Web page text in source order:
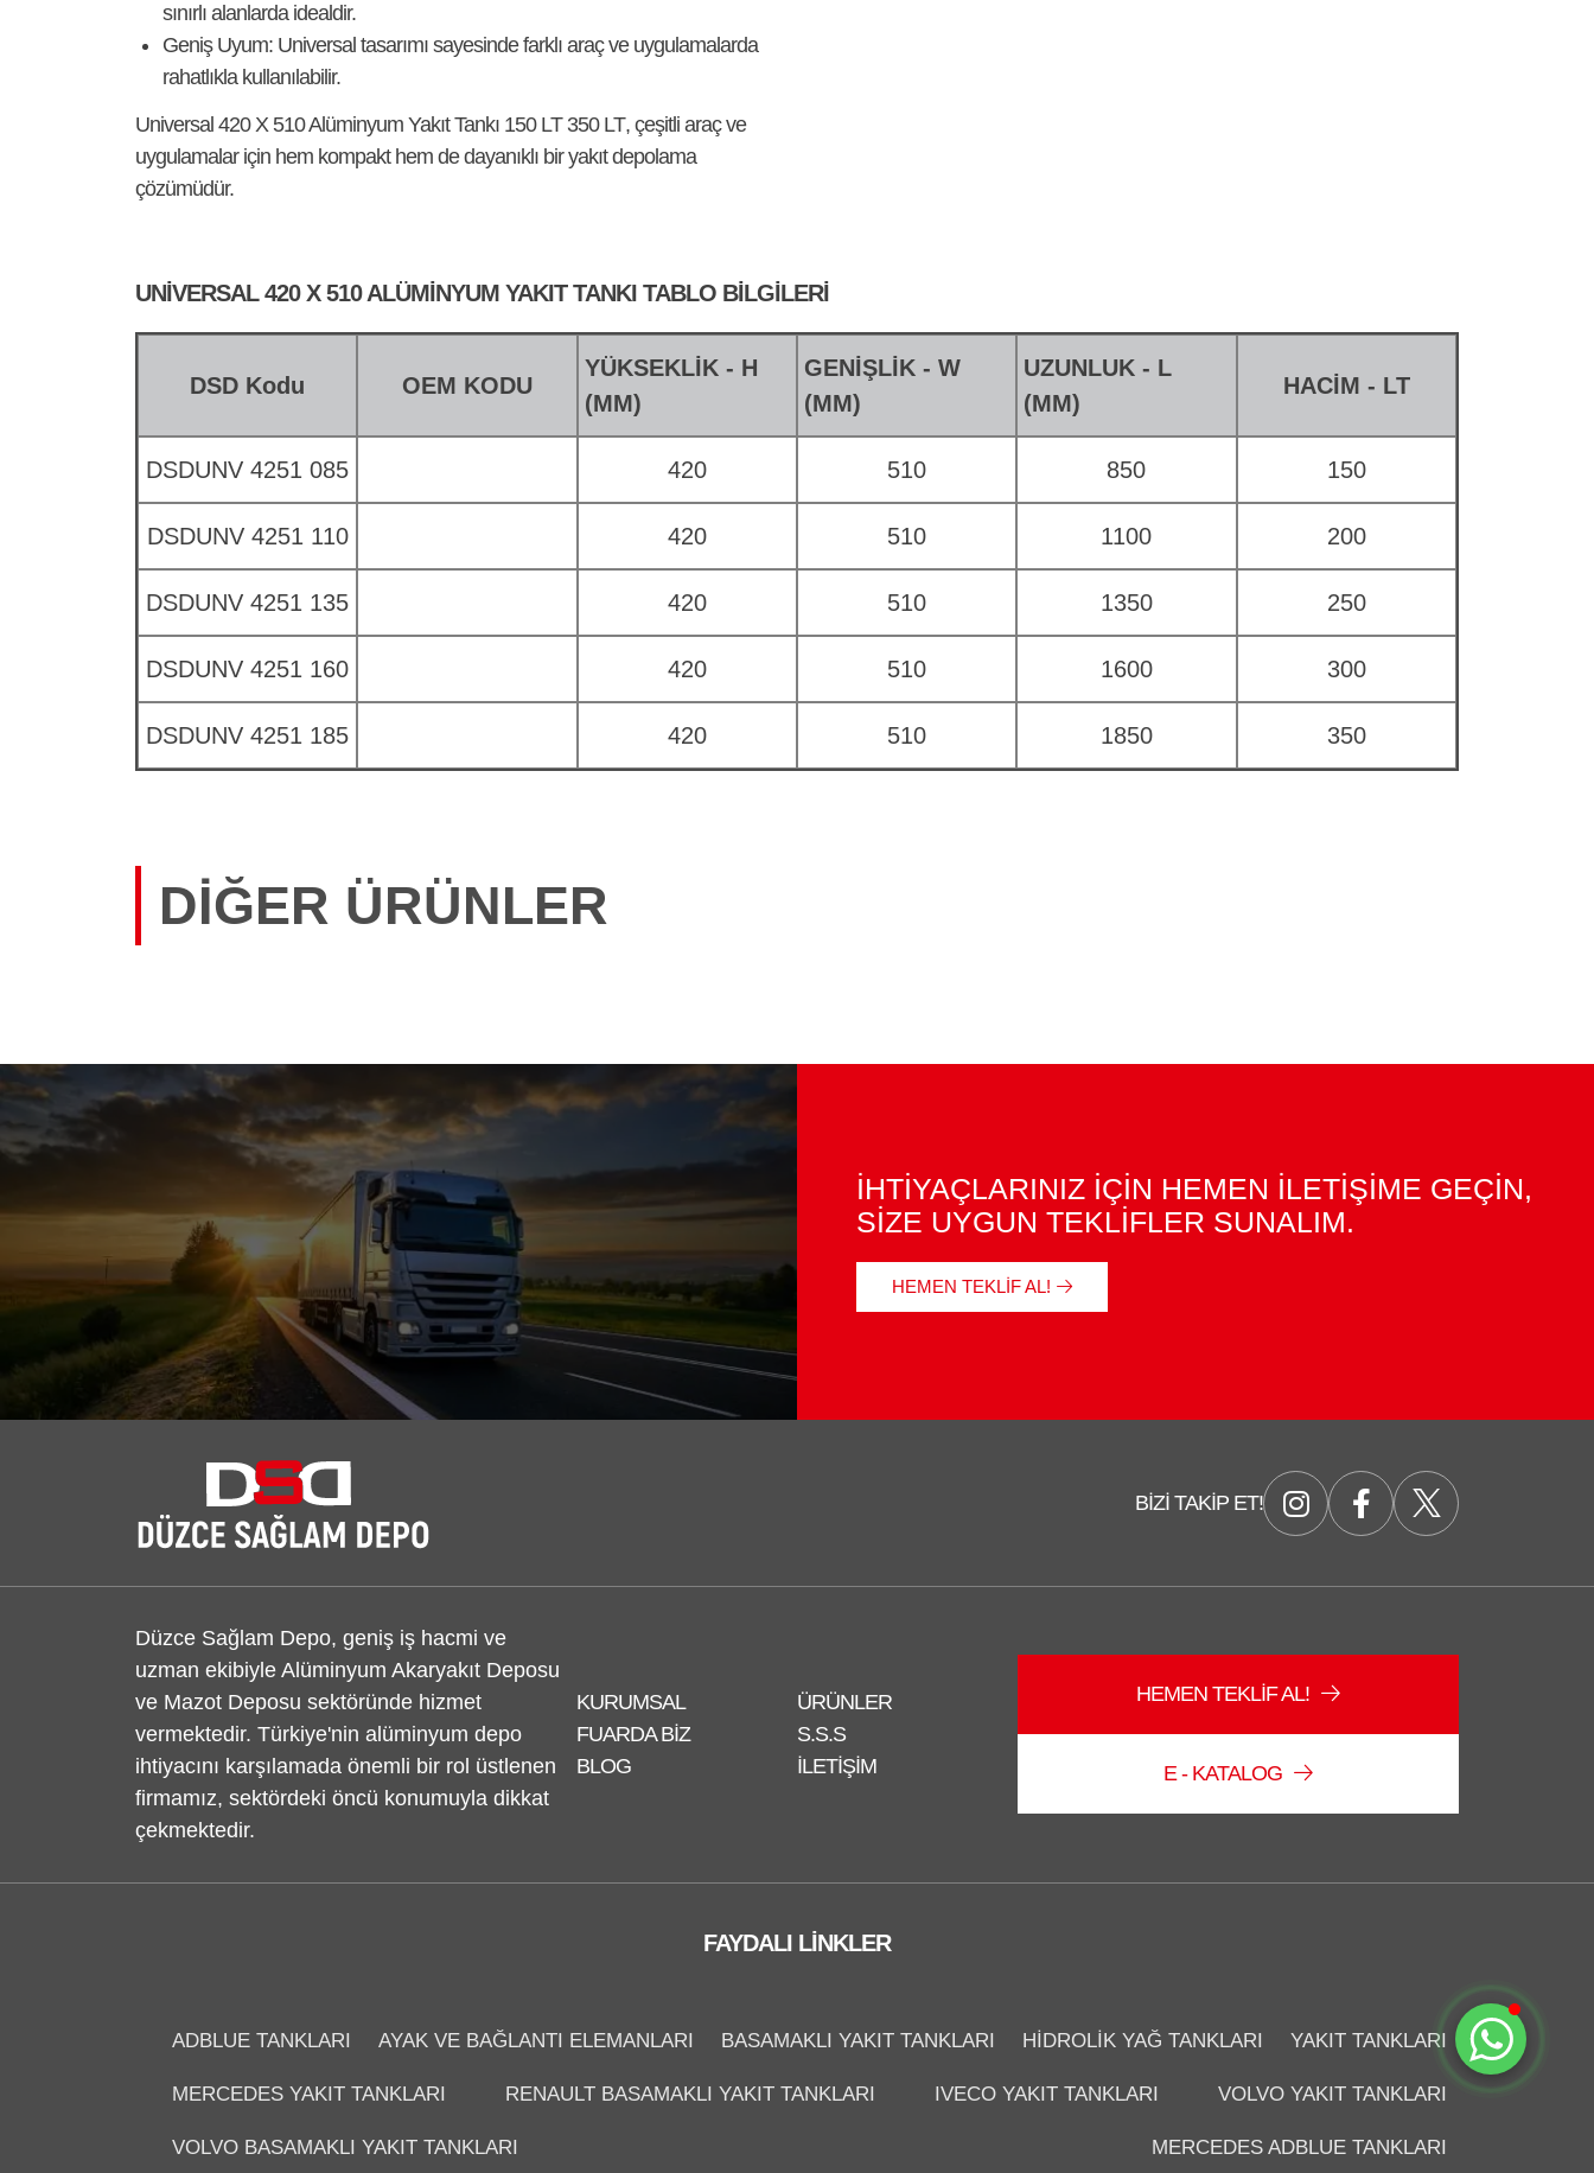
sınırlı alanlarda idealdir.
Geniş Uyum: Universal tasarımı sayesinde farklı araç ve uygulamalarda
rahatlıkla kullanılabilir.
Universal 420 X 510 Alüminyum Yakıt Tankı 150 LT 350 LT, çeşitli araç ve
uygulamalar için hem kompakt hem de dayanıklı bir yakıt depolama
çözümüdür.
UNIVERSAL 420 X 510 ALÜMINYUM YAKIT TANKI TABLO BILGILERI
DSD Kodu OEM KODU
YÜKSEKLİK - H
(MM)
GENİŞLİK - W
(MM)
UZUNLUK - L
(MM)
HACİM - LT
DSDUNV 4251 085 420 510 850 150
DSDUNV 4251 110 420 510 1100 200
DSDUNV 4251 135 420 510 1350 250
DSDUNV 4251 160 420 510 1600 300
DSDUNV 4251 185 420 510 1850 350
DIĞER ÜRÜNLER
İHTİYAÇLARINIZ İÇİN HEMEN İLETİŞİME GEÇİN,
SİZE UYGUN TEKLİFLER SUNALIM.
HEMEN TEKLIF AL!
BIZI TAKIP ET!
Düzce Sağlam Depo, geniş iş hacmi ve
uzman ekibiyle Alüminyum Akaryakıt Deposu
ve Mazot Deposu sektöründe hizmet
vermektedir. Türkiye'nin alüminyum depo
ihtiyacını karşılamada önemli bir rol üstlenen
firmamız, sektördeki öncü konumuyla dikkat
çekmektedir.
KURUMSAL
ÜRÜNLER
FUARDA BIZ
S.S.S
BLOG
İLETIŞIM
HEMEN TEKLIF AL!
E - KATALOG
FAYDALI LINKLER
ADBLUE TANKLARI AYAK VE BAĞLANTI ELEMANLARI BASAMAKLI YAKIT TANKLARI HIDROLIK YAĞ TANKLARI YAKIT TANKLARI
MERCEDES YAKIT TANKLARI RENAULT BASAMAKLI YAKIT TANKLARI IVECO YAKIT TANKLARI VOLVO YAKIT TANKLARI
VOLVO BASAMAKLI YAKIT TANKLARI MERCEDES ADBLUE TANKLARI